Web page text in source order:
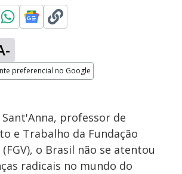
preferencial no Google
professor de
e Trabalho da Fundação
o Brasil não se atentou
radicais no mundo do